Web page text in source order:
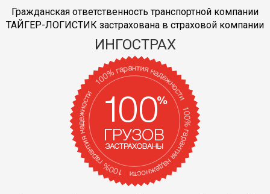
Гражданская ответственность транспортной компании
ТАЙГЕР-ЛОГИСТИК застрахована в страховой компании
ИНГОСТРАХ